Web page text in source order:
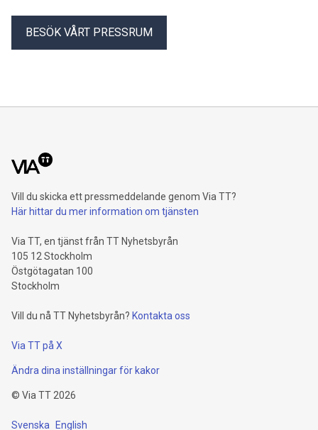
BESÖK VÅRT PRESSRUM
Vill du skicka ett pressmeddelande genom Via TT?
Här hittar du mer information om tjänsten
Via TT, en tjänst från TT Nyhetsbyrån
105 12 Stockholm
Östgötagatan 100
Stockholm
Vill du nå TT Nyhetsbyrån? Kontakta oss
Via TT på X
Ändra dina inställningar för kakor
© Via TT 2026
Svenska English